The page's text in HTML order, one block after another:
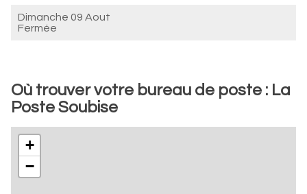
Dimanche 09 Aout
Fermée
Où trouver votre bureau de poste : La
Poste Soubise
+
−